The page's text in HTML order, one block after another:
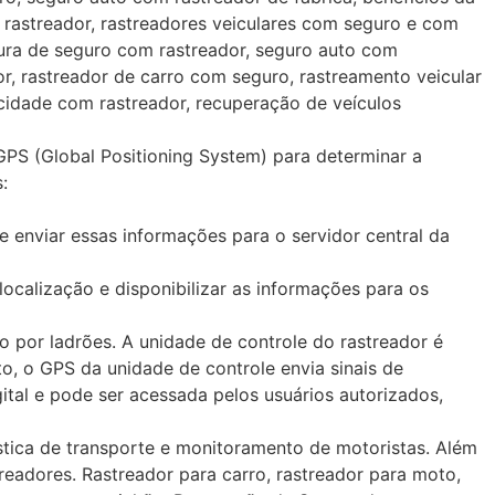
rastreadores veiculares com seguro e com
de seguro com rastreador, seguro auto com
rastreador de carro com seguro, rastreamento veicular
com rastreador, recuperação de veículos
(Global Positioning System) para determinar a
essas informações para o servidor central da
e disponibilizar as informações para os
por ladrões. A unidade de controle do rastreador é
o GPS da unidade de controle envia sinais de
e pode ser acessada pelos usuários autorizados,
de transporte e monitoramento de motoristas. Além
Rastreador para carro, rastreador para moto,